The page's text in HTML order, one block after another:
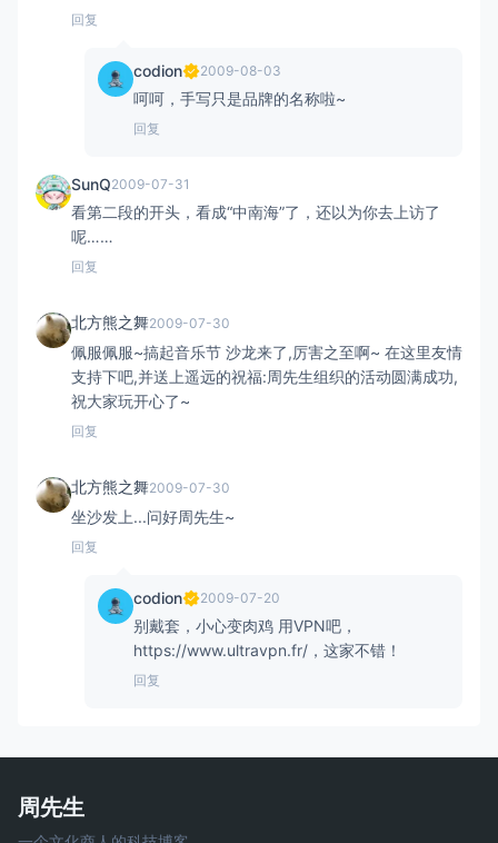
回复
codion 2009-08-03
呵呵，手写只是品牌的名称啦~
回复
SunQ2009-07-31
看第二段的开头，看成“中南海”了，还以为你去上访了
呢……
回复
北方熊之舞2009-07-30
佩服佩服~搞起音乐节 沙龙来了,厉害之至啊~ 在这里友情
支持下吧,并送上遥远的祝福:周先生组织的活动圆满成功,
祝大家玩开心了~
回复
北方熊之舞2009-07-30
坐沙发上...问好周先生~
回复
codion 2009-07-20
别戴套，小心变肉鸡 用VPN吧，
https://www.ultravpn.fr/，这家不错！
回复
周先生